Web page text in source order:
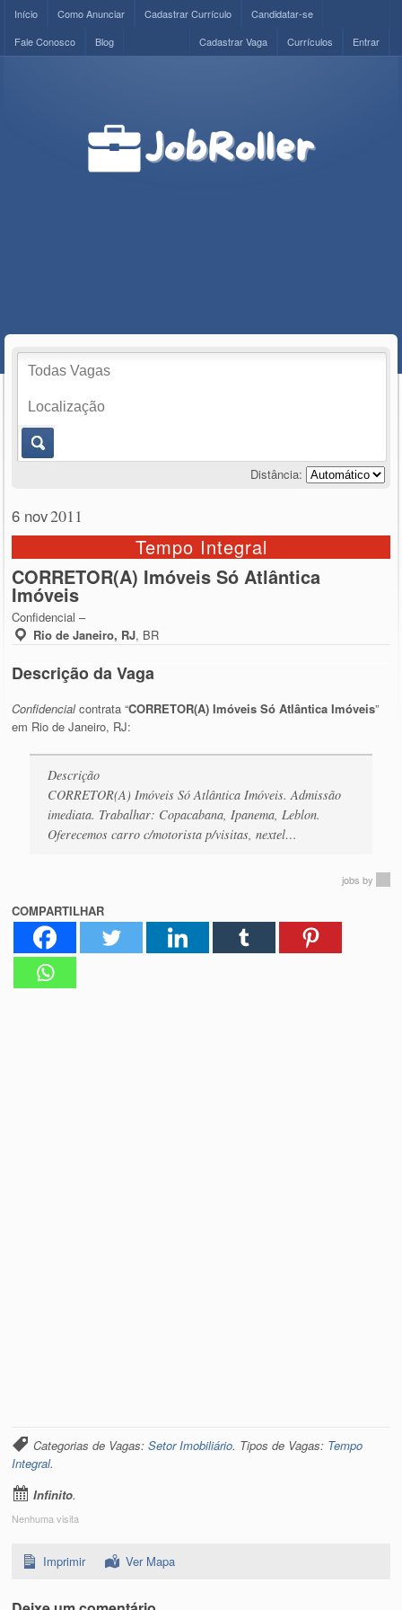
Início Como Anunciar Cadastrar Currículo
Candidatar-se
Fale Conosco
Blog Entrar
Currículos
Cadastrar Vaga
Distância:
6 nov2011
Tempo Integral
CORRETOR(A) Imóveis Só Atlântica
Imóveis
Confidencial –
Rio de Janeiro, RJ, BR
Descrição da Vaga
Confidencialcontrata “CORRETOR(A) Imóveis Só Atlântica Imóveis”
em Rio de Janeiro, RJ:
Descrição
CORRETOR(A) Imóveis Só Atlântica Imóveis. Admissão
imediata. Trabalhar: Copacabana, Ipanema, Leblon.
Oferecemos carro c/motorista p/visitas, nextel…
jobs by
COMPARTILHAR
Categorias de Vagas:Setor Imobiliário. Tipos de Vagas: Tempo
Integral.
Infinito.
Nenhuma visita
Imprimir Ver Mapa